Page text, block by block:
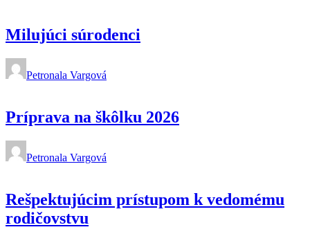
Milujúci súrodenci
Petronala Vargová
Príprava na škôlku 2026
Petronala Vargová
Rešpektujúcim prístupom k vedomému
rodičovstvu